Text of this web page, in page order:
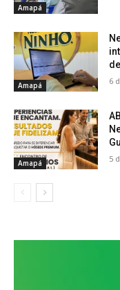
Amapá
Amapá 6
Amapá 5